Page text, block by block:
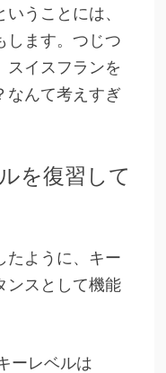
うことには、
します。つじつ
スイスフランを
なんて考えすぎ
を復習して
たように、キー
ンスとして機能
ーレベルは